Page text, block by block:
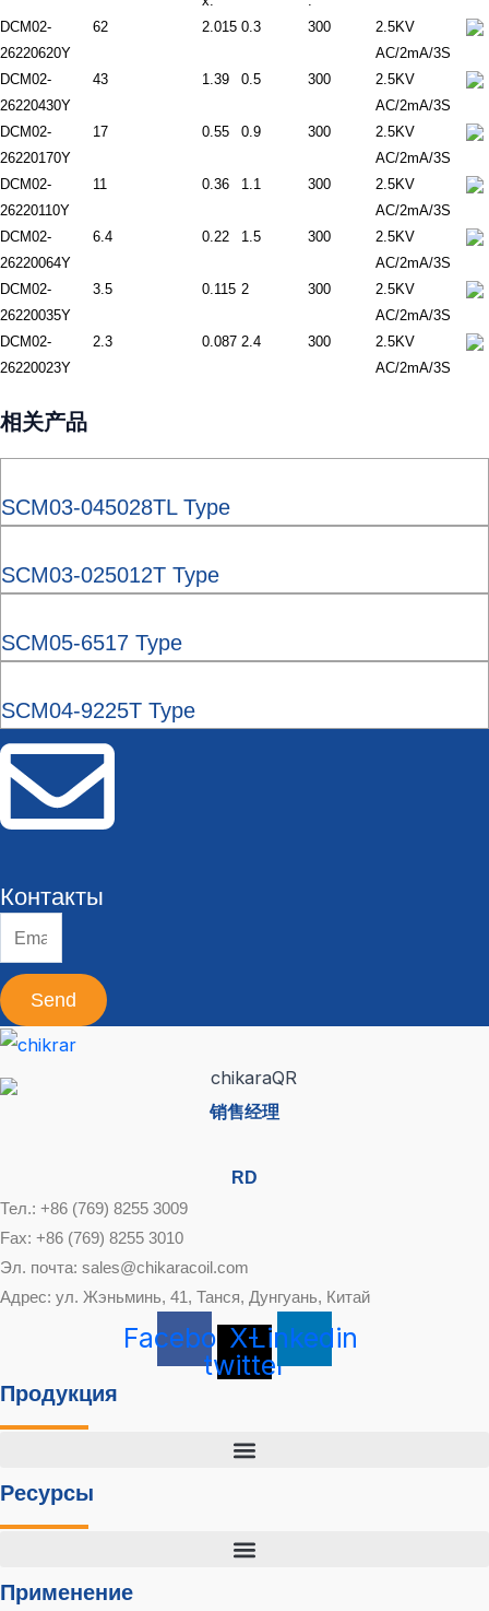
DCM02-
26220620Y
62 2.015 0.3 300
2.5KV
AC/2mA/3S
DCM02-
26220430Y
43 1.39 0.5 300
2.5KV
AC/2mA/3S
DCM02-
26220170Y
17 0.55 0.9 300
2.5KV
AC/2mA/3S
DCM02-
26220110Y
11 0.36 1.1 300
2.5KV
AC/2mA/3S
DCM02-
26220064Y
6.4 0.22 1.5 300
2.5KV
AC/2mA/3S
DCM02-
26220035Y
3.5 0.115 2 300
2.5KV
AC/2mA/3S
DCM02-
26220023Y
2.3 0.087 2.4 300
2.5KV
AC/2mA/3S
相关产品
SCM03-045028TL Type
SCM03-025012T Type
SCM05-6517 Type
SCM04-9225T Type
Контакты
Send
销售经理
RD
Тел.: +86 (769) 8255 3009
Fax: +86 (769) 8255 3010
Эл. почта: sales@chikaracoil.com
Адрес: ул. Жэньминь, 41, Танся, Дунгуань, Китай
FacebookX-
twitter
Linkedin
Продукция
Ресурсы
Применение